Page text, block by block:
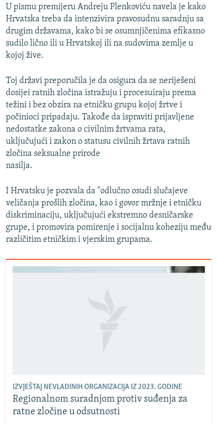
U pismu premijeru Andreju Plenkoviću navela je kako
Hrvatska treba da intenzivira pravosudnu saradnju sa
drugim državama, kako bi se osumnjičenima efikasno
sudilo lično ili u Hrvatskoj ili na sudovima zemlje u
kojoj žive.
Toj državi preporučila je da osigura da se neriješeni
dosijei ratnih zločina istražuju i procesuiraju prema
težini i bez obzira na etničku grupu kojoj žrtve i
počinioci pripadaju. Takođe da ispraviti prijavljene
nedostatke zakona o civilnim žrtvama rata,
uključujući i zakon o statusu civilnih žrtava ratnih
zločina seksualne prirode
nasilja.
I Hrvatsku je pozvala da "odlučno osudi slučajeve
veličanja prošlih zločina, kao i govor mržnje i etničku
diskriminaciju, uključujući ekstremno desničarske
grupe, i promovira pomirenje i socijalnu koheziju među
različitim etničkim i vjerskim grupama.
IZVJEŠTAJ NEVLADINIH ORGANIZACIJA IZ 2023. GODINE
Regionalnom suradnjom protiv suđenja za
ratne zločine u odsutnosti